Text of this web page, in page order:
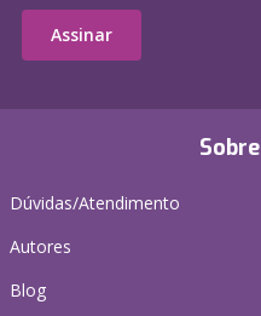
Dúvidas/Atendimento
Autores
Blog
Assinar